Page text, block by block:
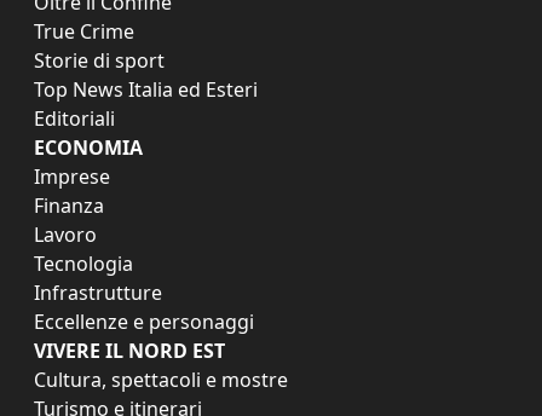
True Crime
Storie di sport
Top News Italia ed Esteri
Editoriali
ECONOMIA
Imprese
Finanza
Lavoro
Tecnologia
Infrastrutture
Eccellenze e personaggi
VIVERE IL NORD EST
Cultura, spettacoli e mostre
Turismo e itinerari